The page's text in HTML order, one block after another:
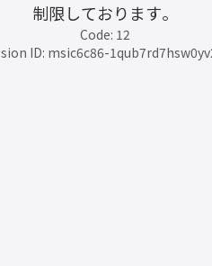
制限しております。
Code: 12
ID: msic6c86-